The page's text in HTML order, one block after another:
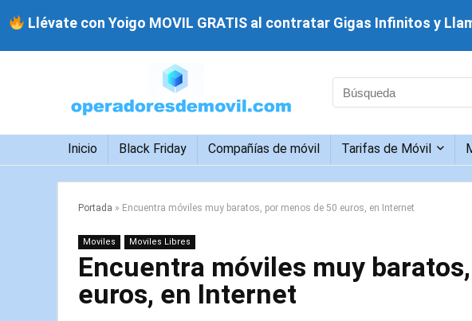
Inicio Black Friday Compañías de móvil Tarifas de Móvil
Portada » Encuentra móviles muy baratos, por menos de 50 euros, en Internet
Moviles Moviles Libres
Encuentra móviles muy
euros, en Internet
Llévate con Yoigo MOVIL GRATIS al contratar Gigas Infinitos y